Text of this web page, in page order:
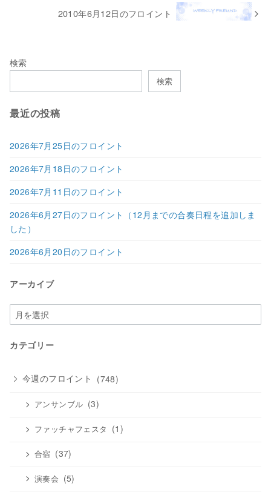
2010年6月12日のフロイント
検索
検索
最近の投稿
2026年7月25日のフロイント
2026年7月18日のフロイント
2026年7月11日のフロイント
2026年6月27日のフロイント（12月までの合奏日程を追加しま
した）
2026年6月20日のフロイント
アーカイブ
ア
ー
イ
カテゴリー
今週のフロイント (748)
アンサンブル (3)
ファッチャフェスタ (1)
合宿 (37)
演奏会 (5)